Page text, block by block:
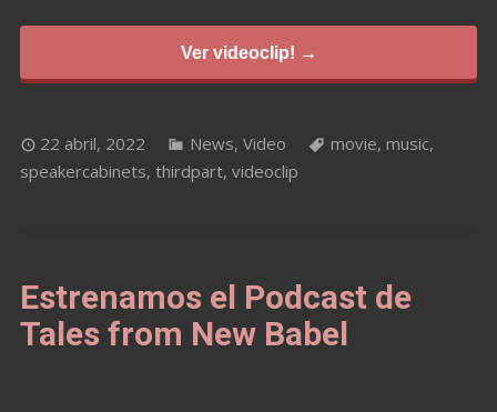
Ver videoclip! →
22 abril, 2022 News, Video movie, music,
speakercabinets, thirdpart, videoclip
Estrenamos el Podcast de
Tales from New Babel